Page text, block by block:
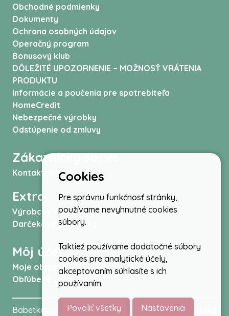
Obchodné podmienky
Dokumenty
Ochrana osobných údajov
Operačný program
Bonusový klub
DÔLEŽITÉ UPOZORNENIE – MOŽNOSŤ VRÁTENIA
PRODUKTU
Informácie a poučenia pre spotrebiteľa
HomeCredit
Nebezpečné výrobky
Odstúpenie od zmluvy
Zákaznícky servis
Kontaktujte nás
Extra
Výrobcovia
Darčekové poukážky
Môj účet
Moje objednávky
Obľúbené produkty
Babetkovo.sk © 2026 -Kočíky autosedačky,
Cookies
Pre správnu funkčnosť stránky,
používame nevyhnutné cookies
súbory.
Taktiež používame dodatočné súbory
cookies pre analytické účely,
akceptovaním súhlasíte s ich
používaním.
Povoliť všetky Nastavenia